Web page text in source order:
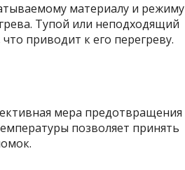
материалу и режиму
Тупой или неподходящий
приводит к его перегреву.
мера предотвращения
позволяет принять